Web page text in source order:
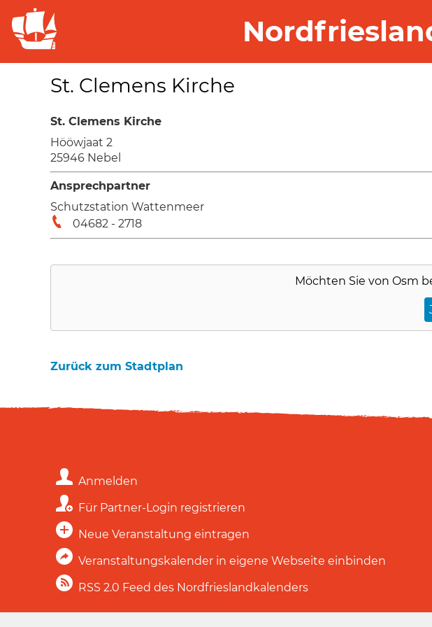
St. Clemens Kirche
St. Clemens Kirche
Hööwjaat 2
25946 Nebel
Ansprechpartner
Schutzstation Wattenmeer
04682 - 2718
Möchten Sie von Osm
Zurück zum Stadtplan
Anmelden
Für Partner-Login registrieren
Neue Veranstaltung eintragen
Veranstaltungskalender in eigene Webseite einbinden
RSS 2.0 Feed des Nordfrieslandkalenders